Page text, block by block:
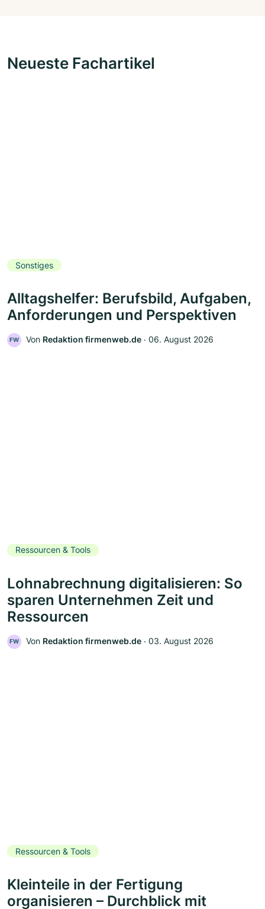
Neueste Fachartikel
Sonstiges
Alltagshelfer: Berufsbild, Aufgaben,
Anforderungen und Perspektiven
FW Von Redaktion firmenweb.de ‧ 06. August 2026
Ressourcen & Tools
Lohnabrechnung digitalisieren: So
sparen Unternehmen Zeit und
Ressourcen
FW Von Redaktion firmenweb.de ‧ 03. August 2026
Ressourcen & Tools
Kleinteile in der Fertigung
organisieren – Durchblick mit